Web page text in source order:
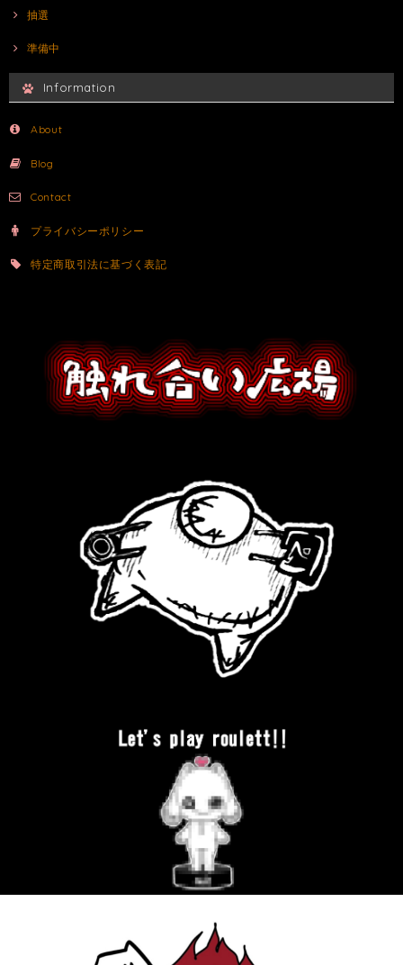
抽選
準備中
Information
About
Blog
Contact
プライバシーポリシー
特定商取引法に基づく表記